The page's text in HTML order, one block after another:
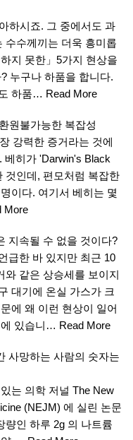
하시죠. 그 중에서도 과
수수께끼는 더욱 흥미롭
지 못한」5가지 현상을
누구나 하품을 합니다.
하품… Read More
원불가능한 복잡성
강력한 증거라는 것에
베히가 'Darwin's Black
것인데, 편모처럼 복잡한
이다. 여기서 베히는 몇
More
지속될 수 없을 것이다?
급한 바 있지만 최근 10
와 같은 상승세를 보이지
대기에 온실 가스가 크
에 왜 이런 현상이 일어
에 있습니… Read More
사망하는 사람의 숫자는
는 의학 저널 The New
(NEJM) 에 실린 논문
량인 하루 2g 의 나트륨